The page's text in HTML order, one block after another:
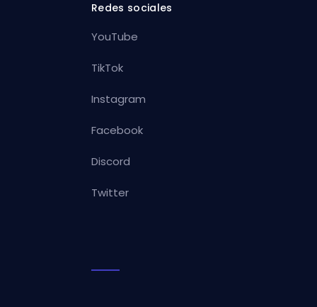
Redes sociales
YouTube
TikTok
Instagram
Facebook
Discord
Twitter